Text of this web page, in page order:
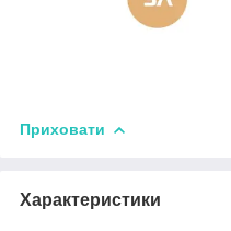
Приховати
Характеристики